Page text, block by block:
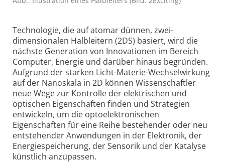
Technologie, die auf atomar dünnen, zwei­
dimensionalen Halb­leitern (2DS) basiert, wird die
nächste Generation von Innovationen im Bereich
Computer, Energie und darüber hinaus begründen.
Aufgrund der starken Licht-Materie-Wechsel­wirkung
auf der Nanoskala in 2D können Wissenschaftler
neue Wege zur Kontrolle der elektrischen und
optischen Eigenschaften finden und Strategien
entwickeln, um die opto­elektronischen
Eigenschaften für eine Reihe bestehender oder neu
entstehender Anwendungen in der Elektronik, der
Energie­speicherung, der Sensorik und der Katalyse
künstlich anzupassen.